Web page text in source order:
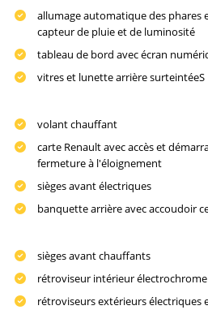
allumage automatique des phares
capteur de pluie et de luminosité
tableau de bord avec écran
vitres et lunette arrière surteintéeS
volant chauffant
carte Renault avec accès et
fermeture à l'éloignement
sièges avant électriques
banquette arrière avec accoudoir
sièges avant chauffants
rétroviseur intérieur
rétroviseurs extérieurs électriques